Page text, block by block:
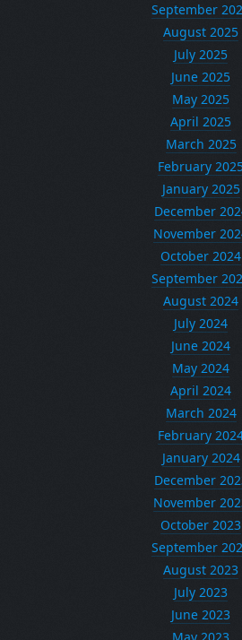
September
August 2025
July 2025
June 2025
May 2025
April 2025
March 2025
February
January 2025
December
November
October 2024
September
August 2024
July 2024
June 2024
May 2024
April 2024
March 2024
February
January 2024
December
November
October 2023
September
August 2023
July 2023
June 2023